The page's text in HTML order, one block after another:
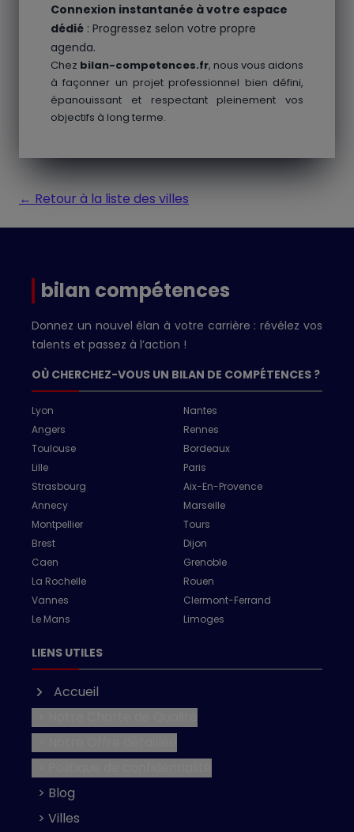
Connexion instantanée à votre espace
dédié : Progressez selon votre propre
agenda.
Chez bilan-competences.fr, nous vous aidons
à façonner un projet professionnel bien défini,
épanouissant et respectant pleinement vos
objectifs à long terme.
← Retour à la liste des villes
bilan compétences
Donnez un nouvel élan à votre carrière : révélez vos
talents et passez à l’action !
OÙ CHERCHEZ-VOUS UN BILAN DE COMPÉTENCES ?
Lyon
Nantes
Angers
Rennes
Toulouse
Bordeaux
Lille
Paris
Strasbourg
Aix-En-Provence
Annecy
Marseille
Montpellier
Tours
Brest
Dijon
Caen
Grenoble
La Rochelle
Rouen
Vannes
Clermont-Ferrand
Le Mans
Limoges
LIENS UTILES
Accueil
> Blog
> Villes